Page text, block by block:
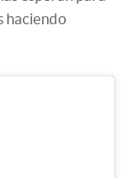
haciendo